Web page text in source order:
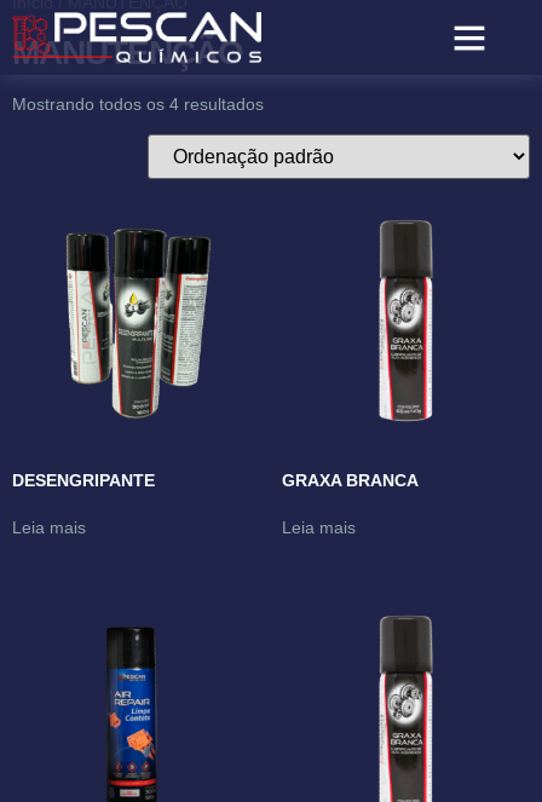
MANUTENÇÃO
Mostrando todos os 4 resultados
DESENGRIPANTE
Leia mais
GRAXA BRANCA
Leia mais